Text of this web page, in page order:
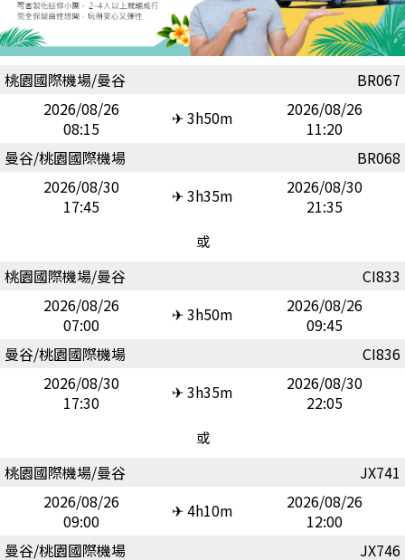
桃園國際機場/曼谷
BR067
2026/08/26
08:15
✈ 3h50m
2026/08/26
11:20
曼谷/桃園國際機場
BR068
2026/08/30
17:45
✈ 3h35m
2026/08/30
21:35
或
桃園國際機場/曼谷
CI833
2026/08/26
07:00
✈ 3h50m
2026/08/26
09:45
曼谷/桃園國際機場
CI836
2026/08/30
17:30
✈ 3h35m
2026/08/30
22:05
或
桃園國際機場/曼谷
JX741
2026/08/26
09:00
✈ 4h10m
2026/08/26
12:00
曼谷/桃園國際機場
JX746